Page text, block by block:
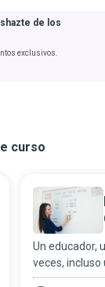
de los
exclusivos.
curso
Un educador,
veces,
inglés como